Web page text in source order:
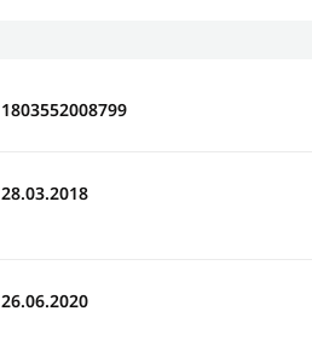
1803552008799
28.03.2018
26.06.2020